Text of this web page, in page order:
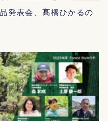
発表会、髙橋ひかるの